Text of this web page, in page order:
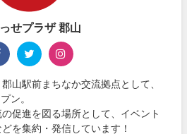
せプラザ 郡山
山駅前まちなか交流拠点として、
ン。
促進を図る場所として、イベント
を集約・発信しています！